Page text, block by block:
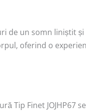
de un somn
oferind o
Tip Finet